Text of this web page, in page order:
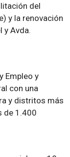
del
y la renovación
y Avda.
Empleo y
con una
y distritos más
de 1.400